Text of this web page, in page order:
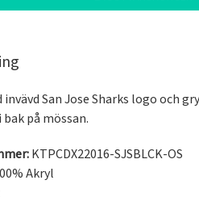
invävd San Jose Sharks logo och
på mössan.
KTPCDX22016-SJSBLCK-OS
Akryl